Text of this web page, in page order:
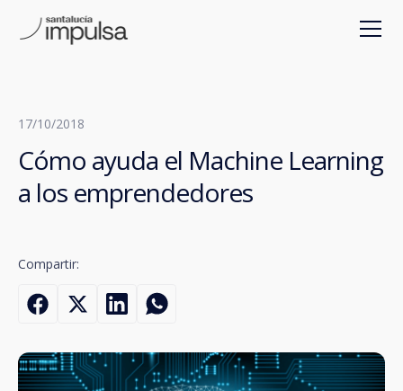
17/10/2018
Cómo ayuda el Machine Learning
a los emprendedores
Compartir: